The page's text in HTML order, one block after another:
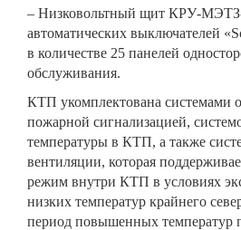
– Низковольтный щит КРУ-МЭТЗ-
автоматических выключателей
в количестве 25 панелей
обслуживания.
КТП укомплектована системами
пожарной сигнализацией,
температуры в КТП, а также
вентиляции, которая
режим внутри КТП в условиях
низких температур крайнего
период повышенных температур